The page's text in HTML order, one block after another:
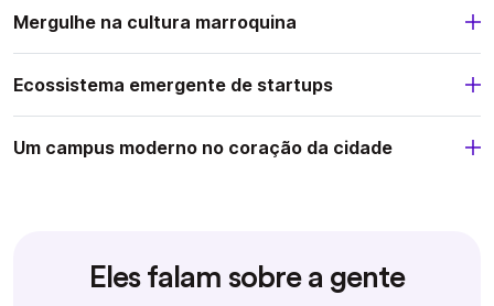
Mergulhe na cultura marroquina
Ecossistema emergente de startups
Um campus moderno no coração da cidade
Eles falam sobre a gente